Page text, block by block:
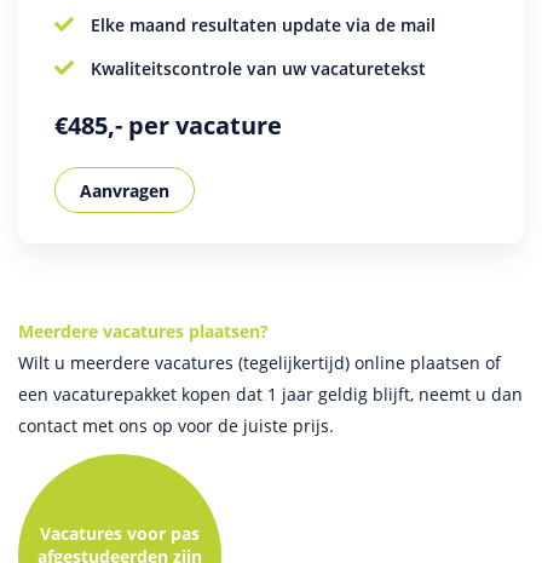
Elke maand resultaten update via de mail
Kwaliteitscontrole van uw vacaturetekst
€485,- per vacature
Aanvragen
Meerdere vacatures plaatsen?
Wilt u meerdere vacatures (tegelijkertijd) online plaatsen of
een vacaturepakket kopen dat 1 jaar geldig blijft, neemt u dan
contact met ons op voor de juiste prijs.
Vacatures voor pas
afgestudeerden zijn